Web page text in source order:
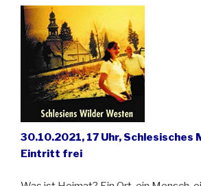
Dorf
Kopaniec“
30.10.2021, 17 Uhr, Schlesisches
Eintritt frei